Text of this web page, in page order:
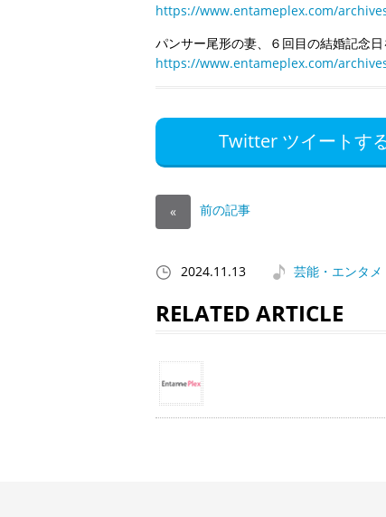
https://www.entameplex.com/
パンサー尾形の妻、６回目の結婚記念
https://www.entameplex.com/
Twitter ツイートす
« 前の記事
2024.11.13 芸能・エンタメ
RELATED ARTICLE